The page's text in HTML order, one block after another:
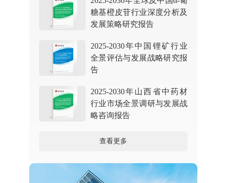
糖基橙皮苷行业深度分析及
发展策略研究报告
2025-2030年中国锂矿行业
全景评估与发展战略研究报
告
2025-2030年山西省中药材
行业市场全景调研与发展战
略咨询报告
查看更多